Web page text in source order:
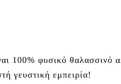
100% φυσικό θαλασσινό
γευστική εμπειρία!